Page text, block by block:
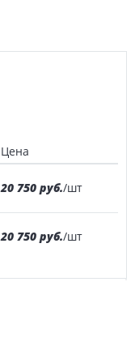
Цена
20 750 руб./шт
20 750 руб./шт